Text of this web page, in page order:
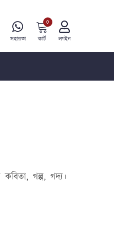
সহায়তা কার্ট
0
লগইন
গল্প, গদ্য।